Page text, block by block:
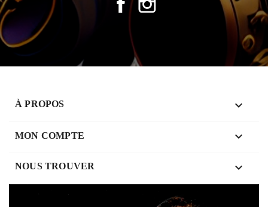
À PROPOS 
MON COMPTE 
NOUS TROUVER keyboard_arrow_down